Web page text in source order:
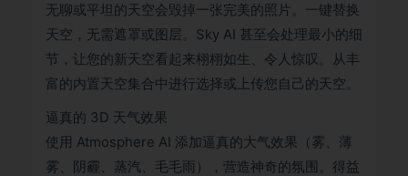
无聊或平坦的天空会毁掉一张完美的照片。一键替换
天空，无需遮罩或图层。Sky AI 甚至会处理最小的细
节，让您的新天空看起来栩栩如生、令人惊叹。从丰
富的内置天空集合中进行选择或上传您自己的天空。
逼真的 3D 天气效果
使用 Atmosphere AI 添加逼真的大气效果（雾、薄
雾、阴霾、蒸汽、毛毛雨），营造神奇的氛围。得益